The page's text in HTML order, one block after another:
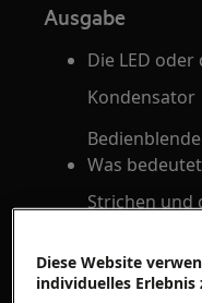
Ausgabe
Die LED
Kondensator
Was
Strichen und
Gilt für
Diese Website
individuelles Erlebnis